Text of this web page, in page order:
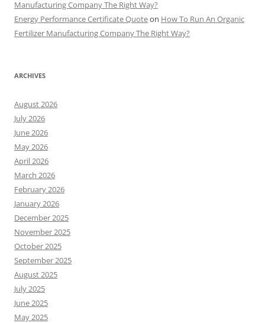
Manufacturing Company The Right Way?
Energy Performance Certificate Quoteon How To Run An Organic
Fertilizer Manufacturing Company The Right Way?
ARCHIVES
August 2026
July 2026
June 2026
May 2026
April 2026
March 2026
February 2026
January 2026
December 2025
November 2025
October 2025
September 2025
August 2025
July 2025
June 2025
May 2025